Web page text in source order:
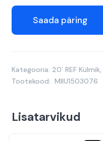
Saada päring
Kategooria: 20′ REF Külmik,
Tootekood: MIIU1503076
Lisatarvikud